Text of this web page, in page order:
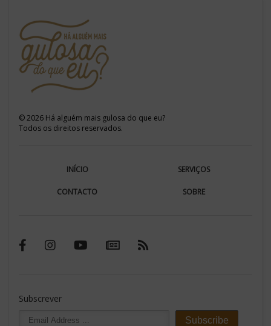
©2026 Há alguém mais gulosa do que eu?
Todos os direitos reservados.
INÍCIO SERVIÇOS
CONTACTO SOBRE
Subscrever